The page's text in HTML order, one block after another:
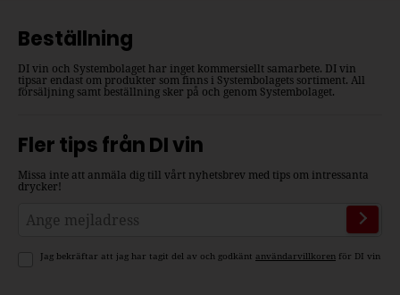
Beställning
DI vin och Systembolaget har inget kommersiellt samarbete. DI vin
tipsar endast om produkter som finns i Systembolagets sortiment. All
försäljning samt beställning sker på och genom Systembolaget.
Fler tips från DI vin
Missa inte att anmäla dig till vårt nyhetsbrev med tips om intressanta
drycker!
Jag bekräftar att jag har tagit del av och godkänt användarvillkoren för DI vin